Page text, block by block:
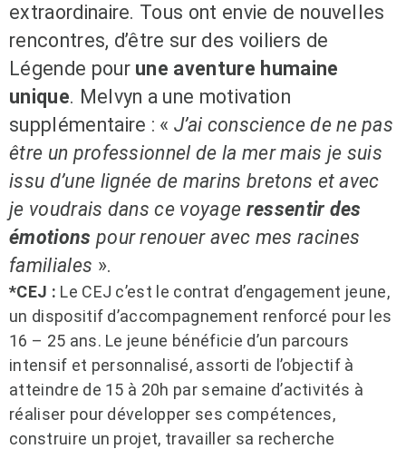
extraordinaire. Tous ont envie de nouvelles
rencontres, d’être sur des voiliers de
Légende pour une aventure humaine
unique. Melvyn a une motivation
supplémentaire : « J’ai conscience de ne pas
être un professionnel de la mer mais je suis
issu d’une lignée de marins bretons et avec
je voudrais dans ce voyage ressentir des
émotions pour renouer avec mes racines
familiales ».
*CEJ : Le CEJ c’est le contrat d’engagement jeune,
un dispositif d’accompagnement renforcé pour les
16 – 25 ans. Le jeune bénéficie d’un parcours
intensif et personnalisé, assorti de l’objectif à
atteindre de 15 à 20h par semaine d’activités à
réaliser pour développer ses compétences,
construire un projet, travailler sa recherche